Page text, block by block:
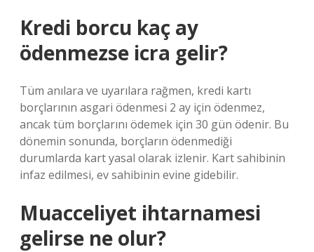
Kredi borcu kaç ay
ödenmezse icra gelir?
Tüm anılara ve uyarılara rağmen, kredi kartı
borçlarının asgari ödenmesi 2 ay için ödenmez,
ancak tüm borçlarını ödemek için 30 gün ödenir. Bu
dönemin sonunda, borçların ödenmediği
durumlarda kart yasal olarak izlenir. Kart sahibinin
infaz edilmesi, ev sahibinin evine gidebilir.
Muacceliyet ihtarnamesi
gelirse ne olur?